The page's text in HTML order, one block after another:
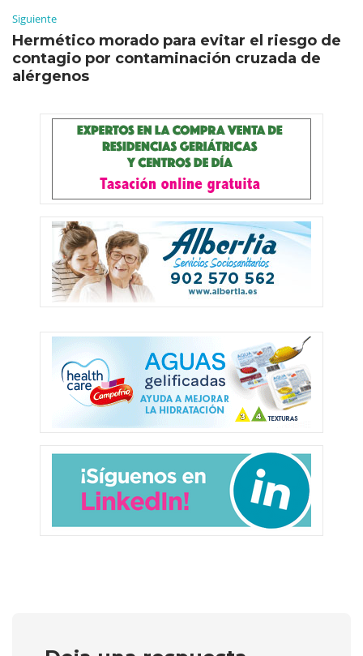
Siguiente
Hermético morado para evitar el riesgo de
contagio por contaminación cruzada de
alérgenos